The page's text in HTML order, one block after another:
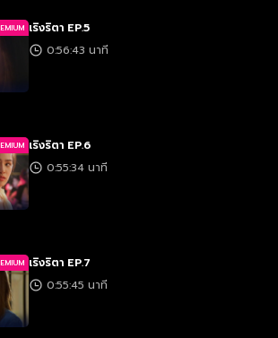
เริงริตา EP.5
0:56:43 นาที
เริงริตา EP.6
0:55:34 นาที
เริงริตา EP.7
0:55:45 นาที